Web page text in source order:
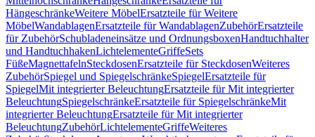
HängeschränkeWeitere MöbelErsatzteile für Weitere
MöbelWandablagenErsatzteile für WandablagenZubehörErsatzteile
für ZubehörSchubladeneinsätze und OrdnungsboxenHandtuchhalter
und HandtuchhakenLichtelementeGriffeSets
FüßeMagnettafelnSteckdosenErsatzteile für SteckdosenWeiteres
ZubehörSpiegel und SpiegelschränkeSpiegelErsatzteile für
SpiegelMit integrierter BeleuchtungErsatzteile für Mit integrierter
BeleuchtungSpiegelschränkeErsatzteile für SpiegelschränkeMit
integrierter BeleuchtungErsatzteile für Mit integrierter
BeleuchtungZubehörLichtelementeGriffeWeiteres